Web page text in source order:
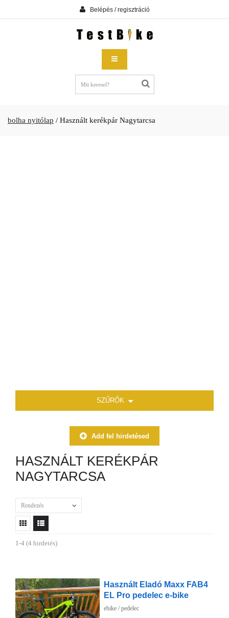
Belépés / regisztráció
bolha nyitólap / Használt kerékpár Nagytarcsa
SZŰRŐK
Add fel hirdetésed
HASZNÁLT KERÉKPÁR
NAGYTARCSA
Rendezés
1-4 (4 hirdetés)
Használt Eladó Maxx FAB4
EL Pro pedelec e-bike
ebike / pedelec